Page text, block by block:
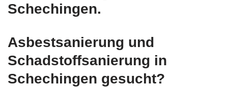
Schechingen.
Asbestsanierung und
Schadstoffsanierung in
Schechingen gesucht?